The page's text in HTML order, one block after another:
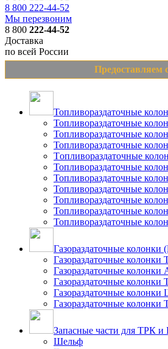
8 800 222-44-52
Мы перезвоним
8 800 222-44-52
Доставка
по всей России
Предоставляем
Топливораздаточные
Топливораздаточные
Топливораздаточные
Топливораздаточные
Tопливораздаточные
Топливораздаточные
Топливораздаточные
Топливораздаточные
Топливораздаточные
Топливораздаточные
Топливораздаточные
Газораздаточные колонки
Газораздаточные колонки
Газораздаточные колонки
Газораздаточные колонки
Газораздаточные колонки
Газораздаточные колонки
Запасные части для ТРК и
Шельф